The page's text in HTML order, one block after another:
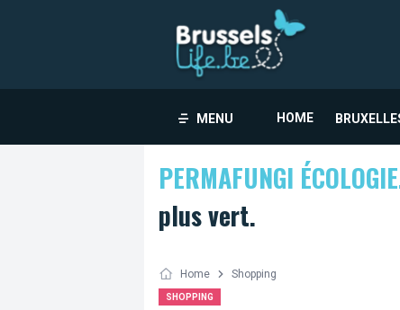
MENU HOME
PERMAFUNGI
plus vert.
Home Shopping
SHOPPING